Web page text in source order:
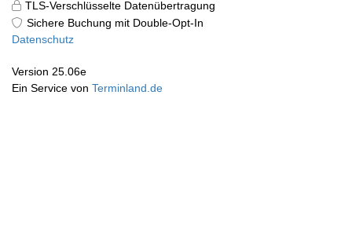
TLS-Verschlüsselte Datenübertragung
Sichere Buchung mit Double-Opt-In
Datenschutz
Version 25.06e
Ein Service von Terminland.de